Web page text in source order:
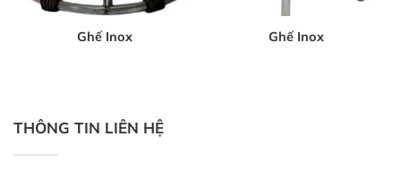
Ghế Inox Ghế Inox
THÔNG TIN LIÊN HỆ